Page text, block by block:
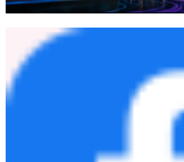
As global demand for high-efficiency
grow, TCL Zhonghuan remains
innovation through continuous
manufacturing excellence. Working
industry partners worldwide, the
accelerate the adoption of next-
contribute to a more sustainable, low-